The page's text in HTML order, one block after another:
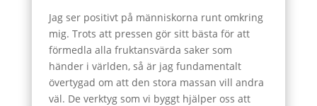
Jag ser positivt på människorna runt omkring
mig. Trots att pressen gör sitt bästa för att
förmedla alla fruktansvärda saker som
händer i världen, så är jag fundamentalt
övertygad om att den stora massan vill andra
väl. De verktyg som vi byggt hjälper oss att